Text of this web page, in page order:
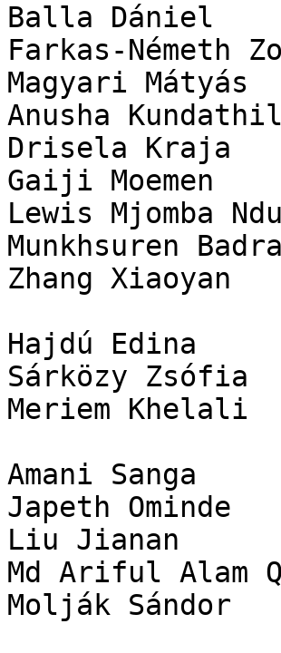
Balla Dániel
Farkas-Németh
Magyari Mátyás
Anusha Kundathil
Drisela Kraja
Gaiji Moemen
Lewis Mjomba
Munkhsuren
Zhang Xiaoyan
Hajdú Edina
Sárközy Zsófia
Meriem Khelali
Amani Sanga
Japeth Ominde
Liu Jianan
Md Ariful Alam
Molják Sándor